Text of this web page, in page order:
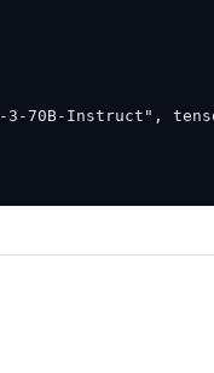
3-70B-Instruct" ,